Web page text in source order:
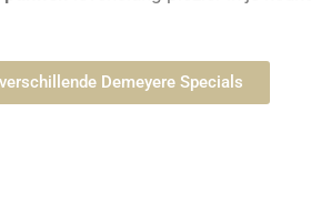
Demeyere Specials